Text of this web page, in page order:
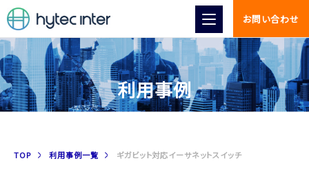
お問い合わせ
利用事例
TOP 利用事例一覧 ギガビット対応イーサネットスイッチ